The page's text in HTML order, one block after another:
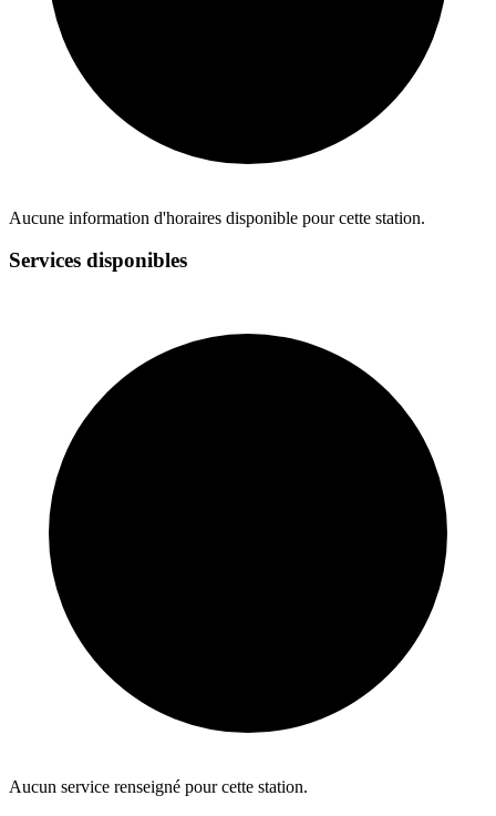
Aucune information d'horaires disponible pour cette station.
Services disponibles
Aucun service renseigné pour cette station.